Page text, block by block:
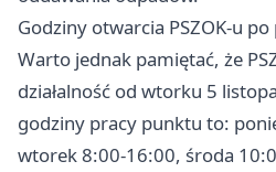
Godziny otwarcia PSZOK-u
Warto jednak pamiętać, że
działalność od wtorku 5
godziny pracy punktu to:
wtorek 8:00-16:00, środa